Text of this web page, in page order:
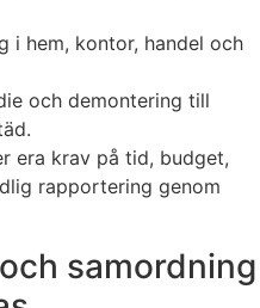
i hem, kontor, handel och
och demontering till
era krav på tid, budget,
rapportering genom
samordning